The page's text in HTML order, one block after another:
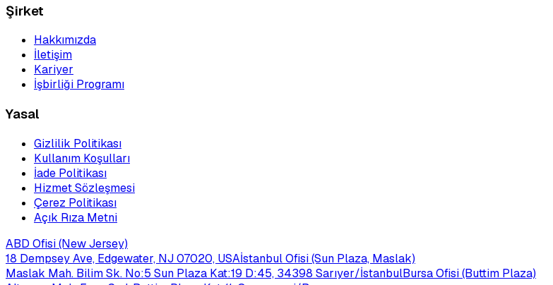
Şirket
Hakkımızda
İletişim
Kariyer
İşbirliği Programı
Yasal
Gizlilik Politikası
Kullanım Koşulları
İade Politikası
Hizmet Sözleşmesi
Çerez Politikası
Açık Rıza Metni
ABD Ofisi (New Jersey)
18 Dempsey Ave, Edgewater, NJ 07020, USAİstanbul Ofisi (Sun Plaza, Maslak)
Maslak Mah. Bilim Sk. No:5 Sun Plaza Kat:19 D:45, 34398 Sarıyer/İstanbulBursa Ofisi (Buttim Plaza)